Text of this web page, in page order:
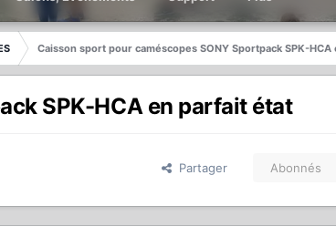
Caisson sport pour caméscopes SONY Sportpack SPK-
SPK-HCA en parfait état
Partager Abonnés